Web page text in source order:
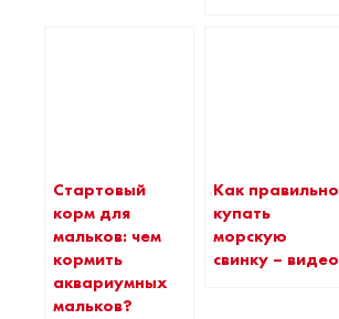
Стартовый
корм для
мальков: чем
кормить
аквариумных
мальков?
Как правильно
купать
морскую
свинку – видео